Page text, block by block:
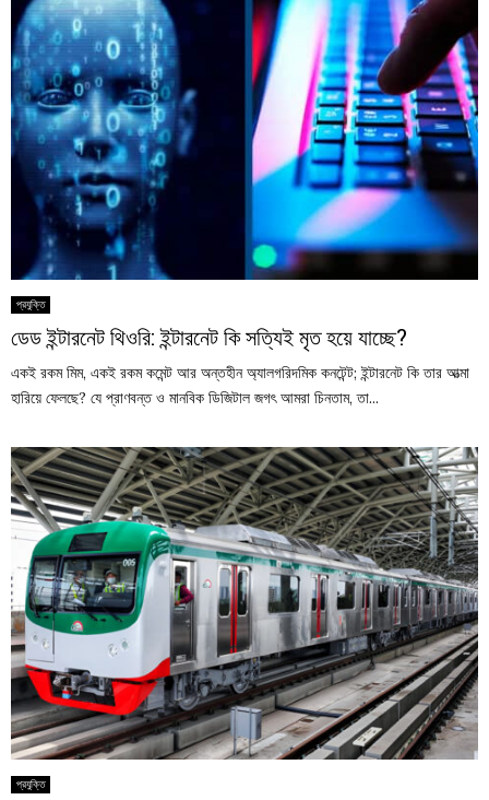
প্রযুক্তি
ডেড ইন্টারনেট থিওরি: ইন্টারনেট কি সত্যিই মৃত হয়ে যাচ্ছে?
একই রকম মিম, একই রকম কমেন্ট আর অন্তহীন অ্যালগরিদমিক কনটেন্ট; ইন্টারনেট কি তার আত্মা
হারিয়ে ফেলছে? যে প্রাণবন্ত ও মানবিক ডিজিটাল জগৎ আমরা চিনতাম, তা...
প্রযুক্তি